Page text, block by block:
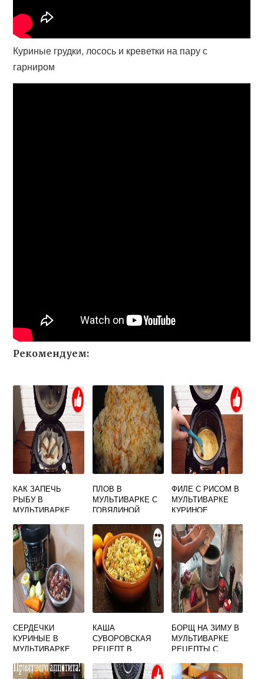
Куриные грудки, лосось и креветки на пару с
гарниром
Рекомендуем:
КАК ЗАПЕЧЬ
РЫБУ В
МУЛЬТИВАРКЕ
ПЛОВ В
МУЛЬТИВАРКЕ С
ГОВЯДИНОЙ
ФИЛЕ С РИСОМ В
МУЛЬТИВАРКЕ
КУРИНОЕ
СЕРДЕЧКИ
КУРИНЫЕ В
МУЛЬТИВАРКЕ
СМЕТАНОЙ
КАША
СУВОРОВСКАЯ
РЕЦЕПТ В
БОРЩ НА ЗИМУ В
МУЛЬТИВАРКЕ
РЕЦЕПТЫ С